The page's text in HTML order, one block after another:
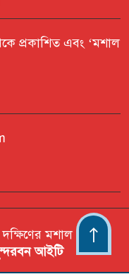
প্রকাশিত এবং ‘মশাল
মশাল
আইটি